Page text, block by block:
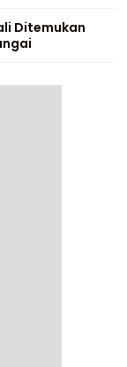
Ditemukan